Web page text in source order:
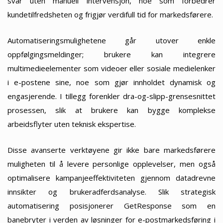
kundetilfredsheten og frigjør verdifull tid for markedsførere.
Automatiseringsmulighetene går utover enkle
oppfølgingsmeldinger; brukere kan integrere
multimedieelementer som videoer eller sosiale medielenker
i e-postene sine, noe som gjør innholdet dynamisk og
engasjerende. I tillegg forenkler dra-og-slipp-grensesnittet
prosessen, slik at brukere kan bygge komplekse
arbeidsflyter uten teknisk ekspertise.
Disse avanserte verktøyene gir ikke bare markedsførere
muligheten til å levere personlige opplevelser, men også
optimalisere kampanjeeffektiviteten gjennom datadrevne
innsikter og brukeradferdsanalyse. Slik strategisk
automatisering posisjonerer GetResponse som en
banebryter i verden av løsninger for e-postmarkedsføring i